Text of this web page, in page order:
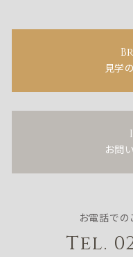
見学
お問
お電話で
Tel.